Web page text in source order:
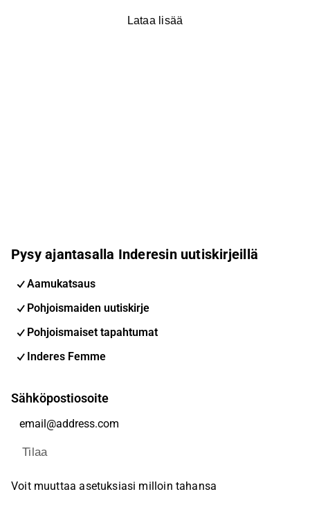
Lataa lisää
Pysy ajantasalla Inderesin uutiskirjeillä
Aamukatsaus
Pohjoismaiden uutiskirje
Pohjoismaiset tapahtumat
Inderes Femme
Sähköpostiosoite
Tilaa
Voit muuttaa asetuksiasi milloin tahansa